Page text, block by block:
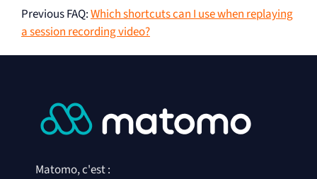
Previous FAQ:Which shortcuts can I use when replaying
a session recording video?
Matomo, c'est :